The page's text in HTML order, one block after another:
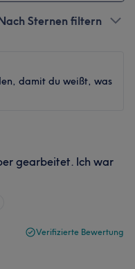
Sternen filtern
damit du weißt, was
gearbeitet. Ich war
Verifizierte Bewertung